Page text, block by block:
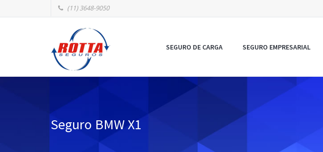
(11) 3648-9050
SEGURO DE CARGA SEGURO EMPRESARIAL
Seguro BMW X1